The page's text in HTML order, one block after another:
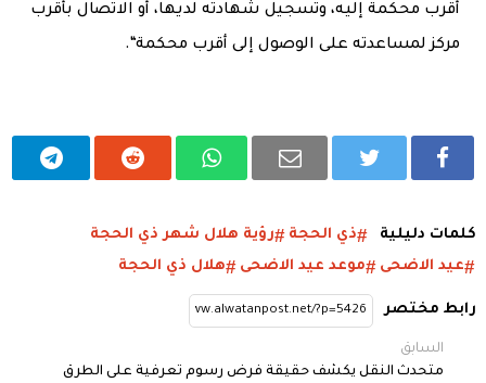
أقرب محكمة إليه، وتسجيل شهادته لديها، أو الاتصال بأقرب
مركز لمساعدته على الوصول إلى أقرب محكمة“.
كلمات دليلية ذي الحجة
رؤية هلال شهر ذي الحجة
عيد الاضحى
موعد عيد الاضحى هلال ذي الحجة
رابط مختصر
السابق
متحدث النقل يكشف حقيقة فرض رسوم تعرفية على الطرق